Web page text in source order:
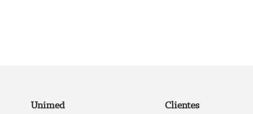
Unimed Clientes